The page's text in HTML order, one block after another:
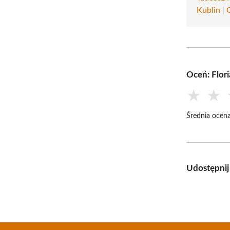
Kublin |
Oceń:
★ ★
Średnia
Udostępnij